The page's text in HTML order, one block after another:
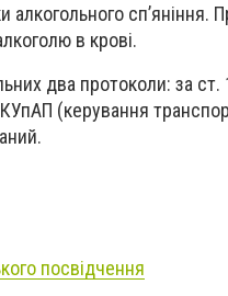
алкогольного сп’яніння.
в крові.
два протоколи: за ст.
(керування
посвідчення